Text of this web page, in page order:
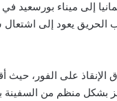
إلى ميناء بورسعيد
الحريق يعود إلى اشتعال
الإنقاذ على الفور، حيث
بشكل منظم من السفينة